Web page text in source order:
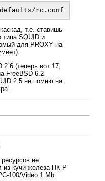
т.е. ставишь
типа SQUID и
для PROXY на
2.6.(теперь вот 17,
FreeBSD 6.2
2.5.не помню на
не
из кучи железа ПК P-
100/Video 1 Mb.